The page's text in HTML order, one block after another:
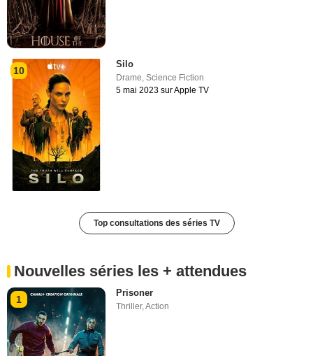
10
Silo
Drame,Science Fiction
5 mai 2023 sur Apple TV
Top consultations des séries TV
Nouvelles séries les + attendues
1
Prisoner
Thriller,Action